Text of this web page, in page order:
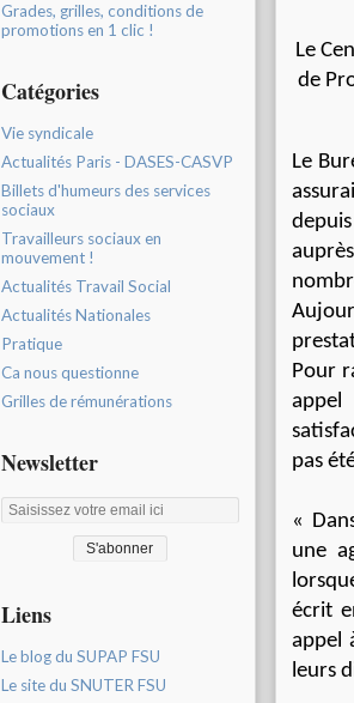
Grades, grilles, conditions de
promotions en 1 clic !
Catégories
Vie syndicale
Actualités Paris - DASES-CASVP
Billets d'humeurs des services
sociaux
Travailleurs sociaux en
mouvement !
Actualités Travail Social
Actualités Nationales
Pratique
Ca nous questionne
Grilles de rémunérations
Newsletter
Liens
Le blog du SUPAP FSU
Le site du SNUTER FSU
Le
de
Le
Pour
pas
«
une
écrit
appel
leurs